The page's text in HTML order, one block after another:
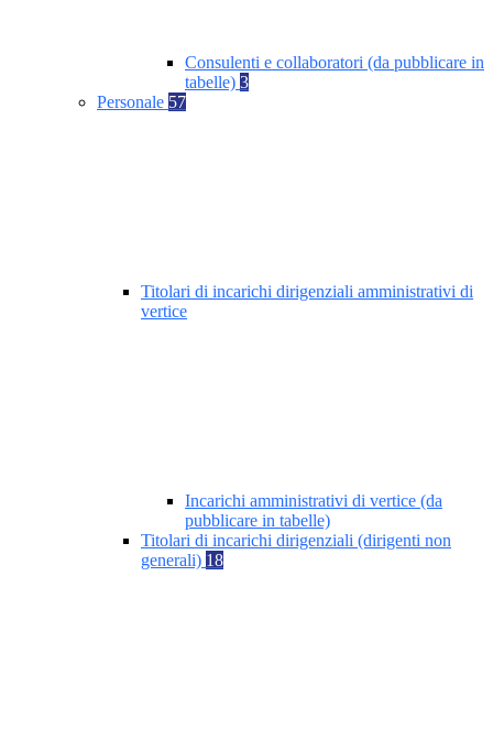
Consulenti e collaboratori (da pubblicare in
tabelle) 3
Personale 57
Titolari di incarichi dirigenziali amministrativi di
vertice
Incarichi amministrativi di vertice (da
pubblicare in tabelle)
Titolari di incarichi dirigenziali (dirigenti non
generali) 18